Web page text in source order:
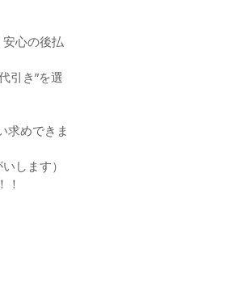
心の後払
引き”を選
求めできま
します）
！